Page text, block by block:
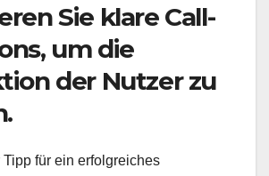
Sie klare Call-
um die
der Nutzer zu
für ein erfolgreiches